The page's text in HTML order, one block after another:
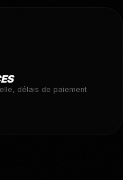
délais de paiement